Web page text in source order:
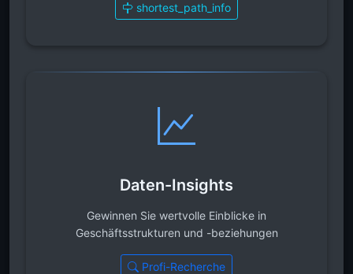
shortest_path_info
Daten-Insights
Gewinnen Sie wertvolle Einblicke in
Geschäftsstrukturen und -beziehungen
Profi-Recherche